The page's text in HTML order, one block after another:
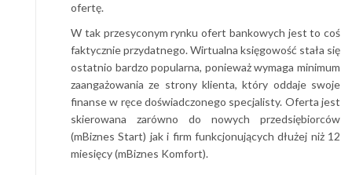
ofertę.
W tak przesyconym rynku ofert bankowych jest to coś
faktycznie przydatnego. Wirtualna księgowość stała się
ostatnio bardzo popularna, ponieważ wymaga minimum
zaangażowania ze strony klienta, który oddaje swoje
finanse w ręce doświadczonego specjalisty. Oferta jest
skierowana zarówno do nowych przedsiębiorców
(mBiznes Start) jak i firm funkcjonujących dłużej niż 12
miesięcy (mBiznes Komfort).